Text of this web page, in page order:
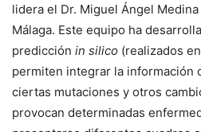
lidera el Dr. Miguel Ángel
Málaga. Este equipo ha
predicción in silico (realizados
permiten integrar la información
ciertas mutaciones y otros
provocan determinadas